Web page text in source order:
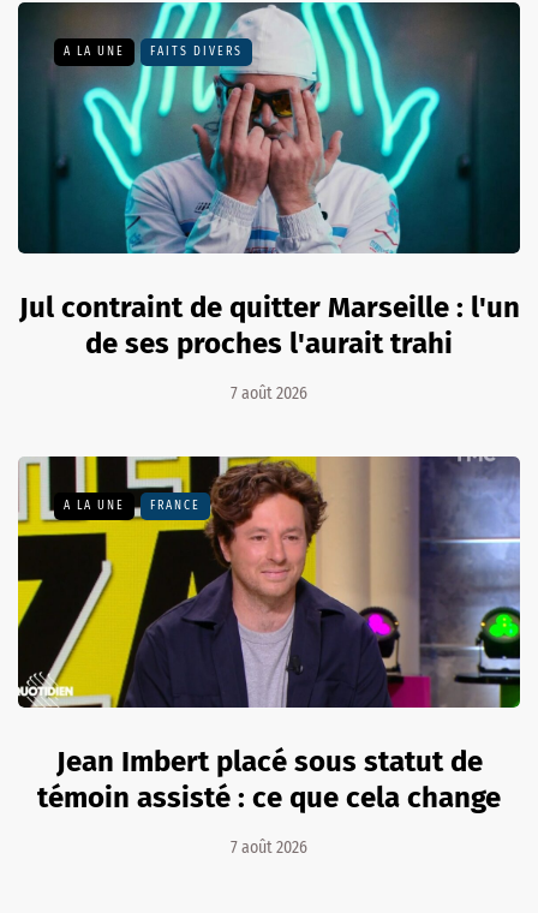
A LA UNE FAITS DIVERS
Jul contraint de quitter Marseille : l'un
de ses proches l'aurait trahi
7 août 2026
A LA UNE FRANCE
Jean Imbert placé sous statut de
témoin assisté : ce que cela change
7 août 2026